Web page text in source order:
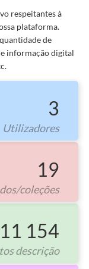
respeitantes à
plataforma.
de
informação digital
3
Utilizadores
19
coleções
11 154
descrição